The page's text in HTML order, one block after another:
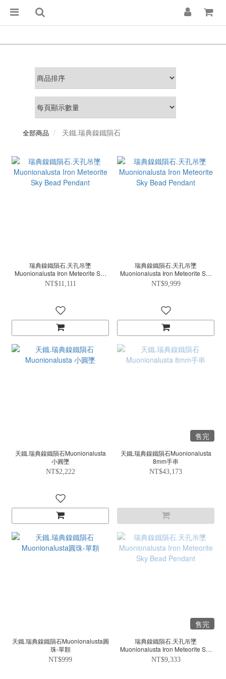
全部商品 天鐵.瑞典鎳鐵隕石
瑞典鎳鐵隕石.天孔吊墜
Muonionalusta Iron Meteorite Sky
Bead Pendant
NT$11,111
瑞典鎳鐵隕石.天孔吊墜
Muonionalusta Iron Meteorite Sky
Bead Pendant
NT$9,999
天鐵.瑞典鎳鐵隕石Muonionalusta
小圓墜
NT$2,222
售完
天鐵.瑞典鎳鐵隕石Muonionalusta
8mm手串
NT$43,173
天鐵.瑞典鎳鐵隕石Muonionalusta圓
珠-單顆
NT$999
售完
瑞典鎳鐵隕石.天孔吊墜
Muonionalusta Iron Meteorite Sky
Bead Pendant
NT$9,333